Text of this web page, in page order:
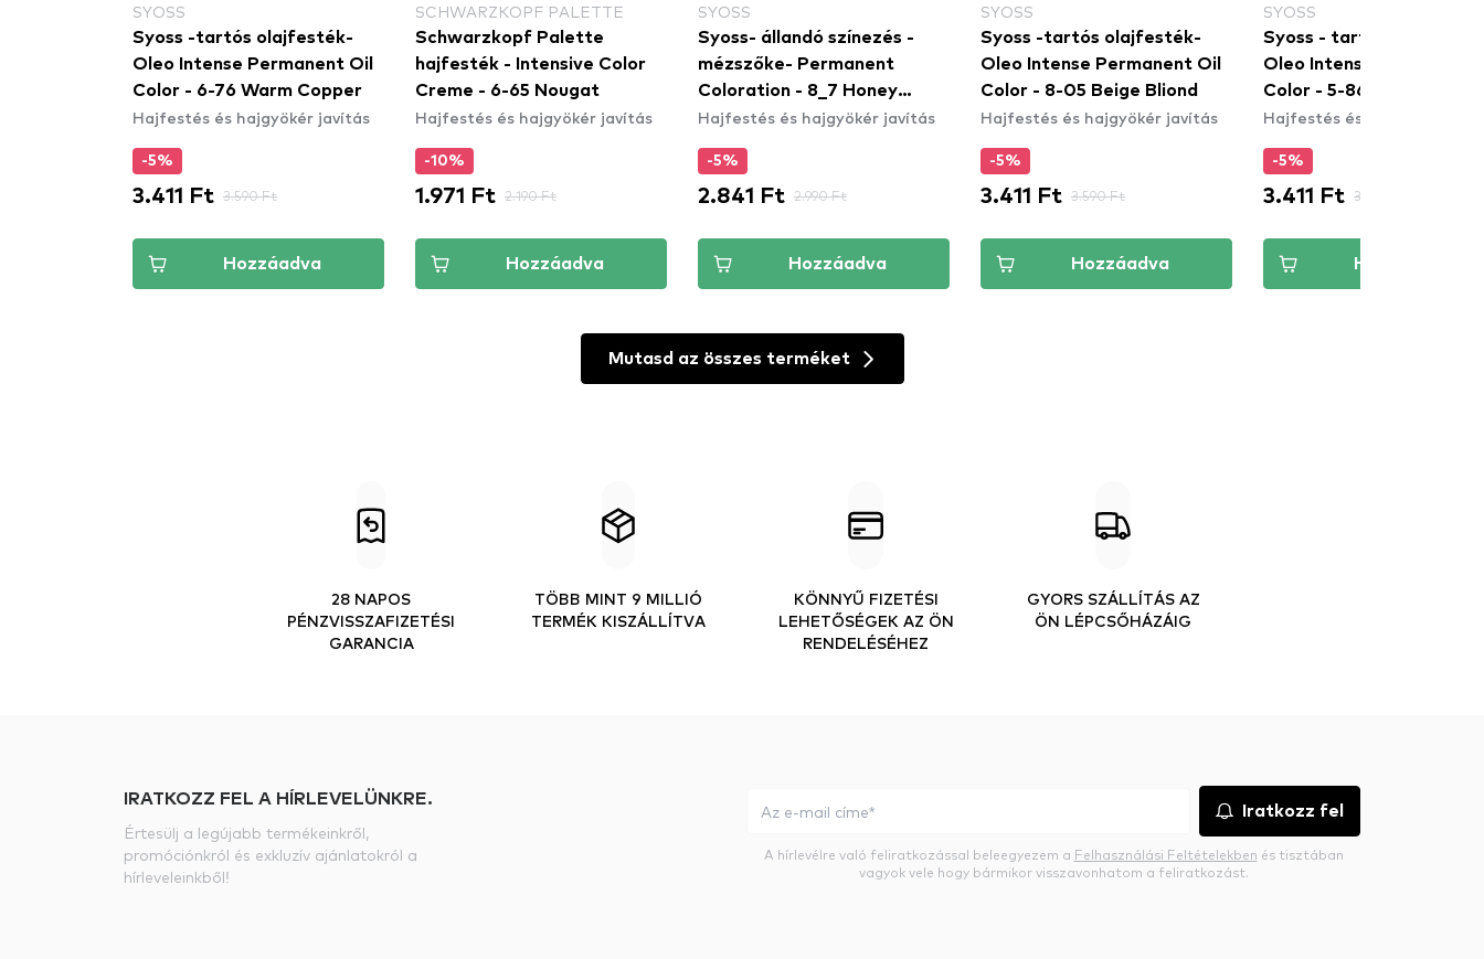
SYOSS
Syoss -tartós olajfesték-
Oleo Intense Permanent Oil
Color - 6-76 Warm Copper
Hajfestés és hajgyökér javítás
-5%
3.411 Ft 3.590 Ft
Hozzáadva
SCHWARZKOPF PALETTE
Schwarzkopf Palette
hajfesték - Intensive Color
Creme - 6-65 Nougat
Hajfestés és hajgyökér javítás
-10%
1.971 Ft 2.190 Ft
Hozzáadva
SYOSS
Syoss- állandó színezés -
mézszőke- Permanent
Coloration - 8_7 Honey
Blond
Hajfestés és hajgyökér javítás
-5%
2.841 Ft 2.990 Ft
Hozzáadva
SYOSS
Syoss -tartós olajfesték-
Oleo Intense Permanent Oil
Color - 8-05 Beige Bliond
Hajfestés és hajgyökér javítás
-5%
3.411 Ft 3.590 Ft
Hozzáadva
SYOSS
Syoss - tartós
Oleo Intense Permanent
Color - 5-86 Sweet
Hajfestés és hajgyökér
-5%
3.411 Ft 3.590 Ft
Hozzáadva
Mutasd az összes terméket
28 NAPOS
PÉNZVISSZAFIZETÉSI
GARANCIA
TÖBB MINT 9 MILLIÓ
TERMÉK KISZÁLLÍTVA
KÖNNYŰ FIZETÉSI
LEHETŐSÉGEK AZ ÖN
RENDELÉSÉHEZ
GYORS SZÁLLÍTÁS AZ
ÖN LÉPCSŐHÁZÁIG
IRATKOZZ FEL A HÍRLEVELÜNKRE.
Értesülj a legújabb termékeinkről,
promóciónkról és exkluzív ajánlatokról a
hírleveleinkből!
Iratkozz fel
A hírlevélre való feliratkozással beleegyezem a Felhasználási Feltételekben és tisztában
vagyok vele hogy bármikor visszavonhatom a feliratkozást.